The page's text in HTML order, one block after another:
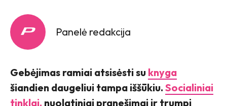
Panelė redakcija
Gebėjimas ramiai atsisėsti su knyga
šiandien daugeliui tampa iššūkiu. Socialiniai
tinklai, nuolatiniai pranešimai ir trumpi